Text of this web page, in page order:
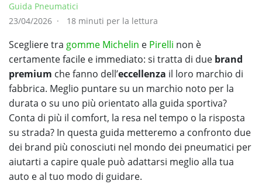
Guida Pneumatici
23/04/2026
18 minuti per la lettura
Scegliere tra gomme Michelin e Pirelli non è
certamente facile e immediato: si tratta di due brand
premium che fanno dell’eccellenza il loro marchio di
fabbrica. Meglio puntare su un marchio noto per la
durata o su uno più orientato alla guida sportiva?
Conta di più il comfort, la resa nel tempo o la risposta
su strada? In questa guida metteremo a confronto due
dei brand più conosciuti nel mondo dei pneumatici per
aiutarti a capire quale può adattarsi meglio alla tua
auto e al tuo modo di guidare.